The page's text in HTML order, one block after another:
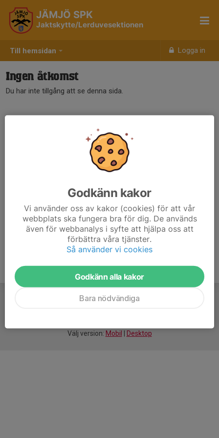
Till hemsidan Logga in
JÄMJÖ SPK
Jaktskytte/Lerduvesektionen
Ingen åtkomst
Du har inte tillgång att se denna sida.
Välj version: Mobil Desktop
Godkänn kakor
Vi använder oss av kakor (cookies) för att vår
webbplats ska fungera bra för dig. De används
även för webbanalys i syfte att hjälpa oss att
förbättra våra tjänster.
Så använder vi cookies
Godkänn alla kakor
Bara nödvändiga